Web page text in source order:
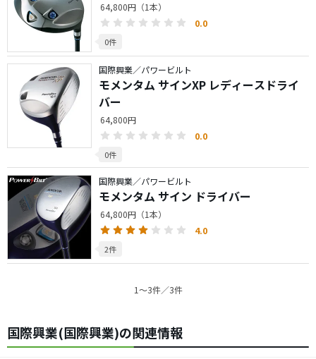
64,800円（1本）
0.0
0件
国際興業／パワービルト
モメンタム サインXP レディースドライ
バー
64,800円
0.0
0件
国際興業／パワービルト
モメンタム サイン ドライバー
64,800円（1本）
4.0
2件
1〜3件／3件
国際興業(国際興業)の関連情報